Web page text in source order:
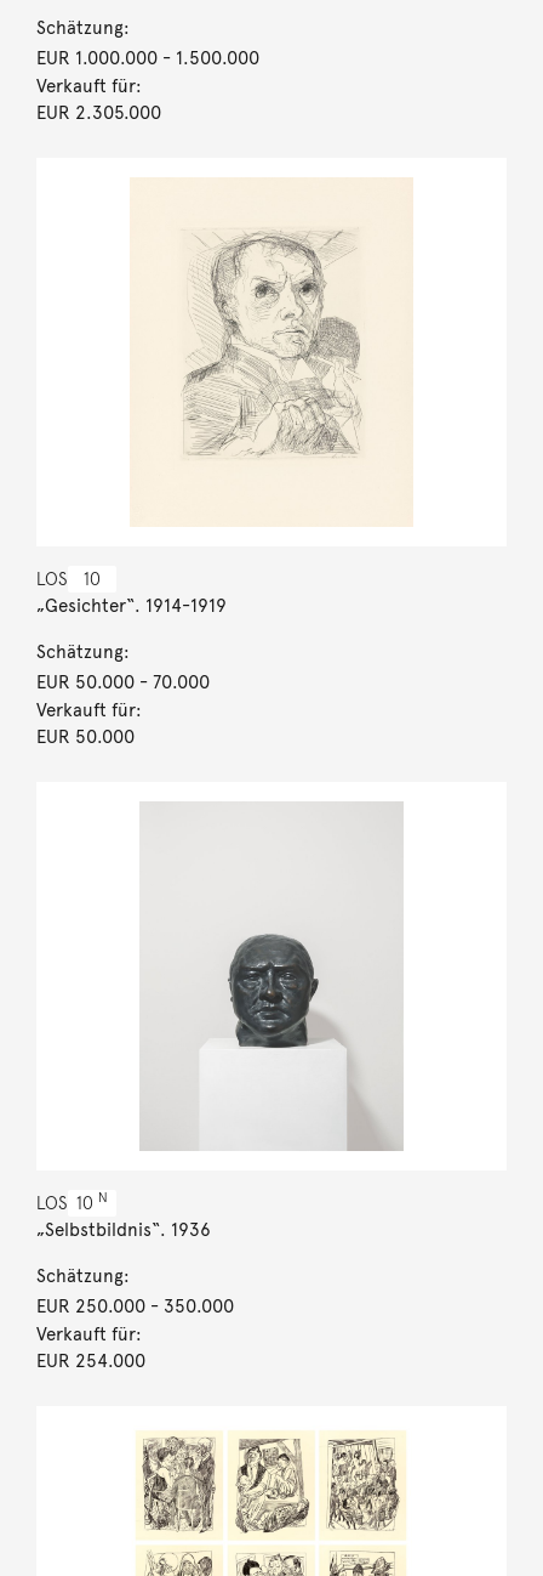
Schätzung:
EUR 1.000.000- 1.500.000
Verkauft für:
EUR 2.305.000
LOS 10
„Gesichter“. 1914-1919
Schätzung:
EUR 50.000- 70.000
Verkauft für:
EUR 50.000
LOS 10 N
„Selbstbildnis“. 1936
Schätzung:
EUR 250.000- 350.000
Verkauft für:
EUR 254.000